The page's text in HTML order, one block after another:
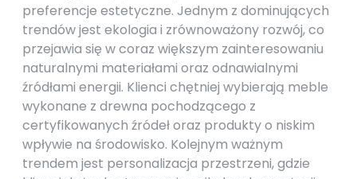
preferencje estetyczne. Jednym z dominujących
trendów jest ekologia i zrównoważony rozwój, co
przejawia się w coraz większym zainteresowaniu
naturalnymi materiałami oraz odnawialnymi
źródłami energii. Klienci chętniej wybierają meble
wykonane z drewna pochodzącego z
certyfikowanych źródeł oraz produkty o niskim
wpływie na środowisko. Kolejnym ważnym
trendem jest personalizacja przestrzeni, gdzie